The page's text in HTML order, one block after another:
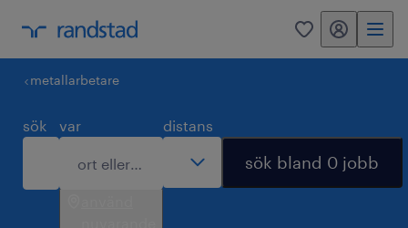
0 mitt randstad
metallarbetare
sök var distans
sök bland 0 jobb